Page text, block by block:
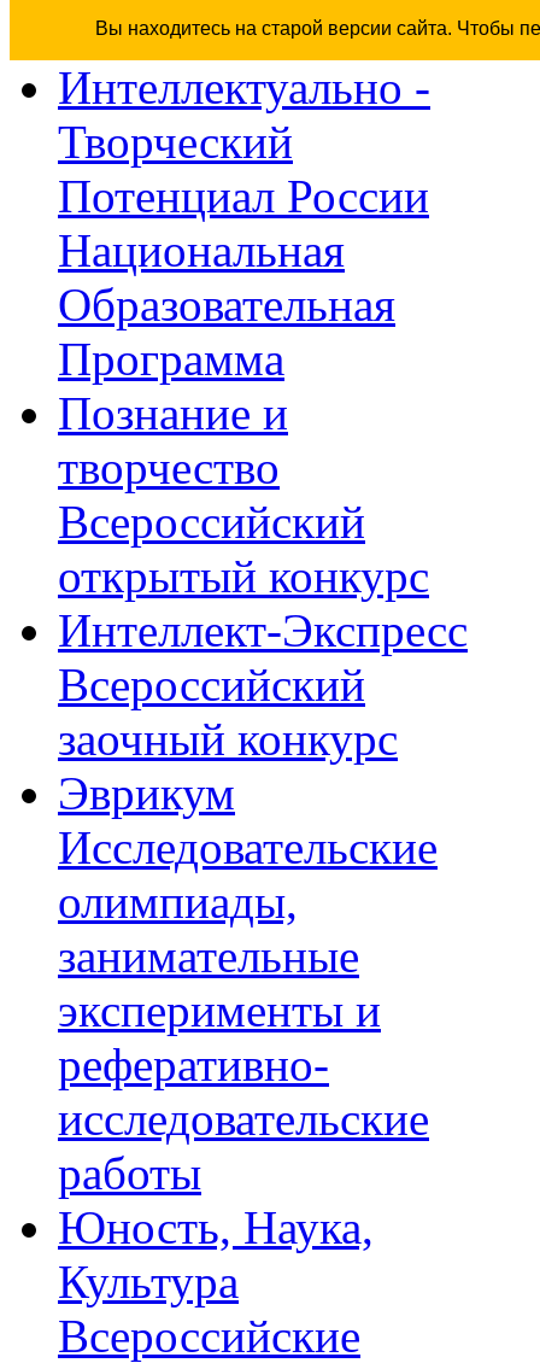
Вы находитесь на старой версии сайта. Чтобы
Интеллектуально -
Творческий
Потенциал России
Национальная
Образовательная
Программа
Познание и
творчество
Всероссийский
открытый конкурс
Интеллект-Экспресс
Всероссийский
заочный конкурс
Эврикум
Исследовательские
олимпиады,
занимательные
эксперименты и
реферативно-
исследовательские
работы
Юность, Наука,
Культура
Всероссийские